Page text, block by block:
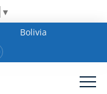
▼
Bolivia